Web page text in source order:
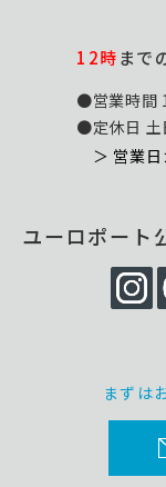
12時まで
●営業時間
●定休日 土
＞ 営業
ユーロポート
まずは